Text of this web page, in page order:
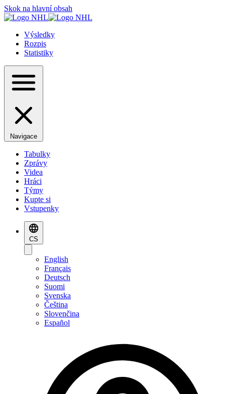
Skok na hlavní obsah
Výsledky
Rozpis
Statistiky
Navigace
Tabulky
Zprávy
Videa
Hráci
Týmy
Kupte si
Vstupenky
CS
English
Français
Deutsch
Suomi
Svenska
Čeština
Slovenčina
Español